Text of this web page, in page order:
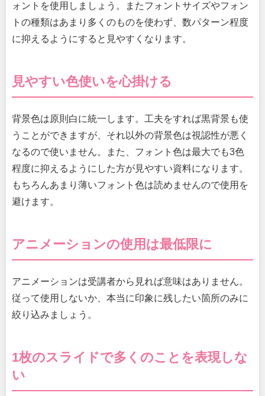
ォントを使用しましょう。またフォントサイズやフォン
トの種類はあまり多くのものを使わず、数パターン程度
に抑えるようにすると見やすくなります。
見やすい色使いを心掛ける
背景色は原則白に統一します。工夫をすれば黒背景も使
うことができますが、それ以外の背景色は視認性が悪く
なるので使いません。また、フォント色は最大でも3色
程度に抑えるようにした方が見やすい資料になります。
もちろんあまり薄いフォント色は読めませんので使用を
避けます。
アニメーションの使用は最低限に
アニメーションは受講者から見れば意味はありません。
従って使用しないか、本当に印象に残したい箇所のみに
絞り込みましょう。
1枚のスライドで多くのことを表現しな
い